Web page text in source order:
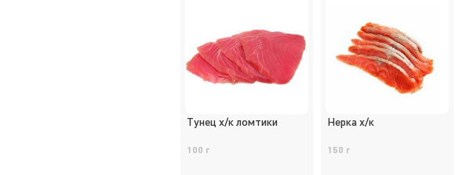
Тунец х/к ломтики
100 г
Нерка х/к
150 г